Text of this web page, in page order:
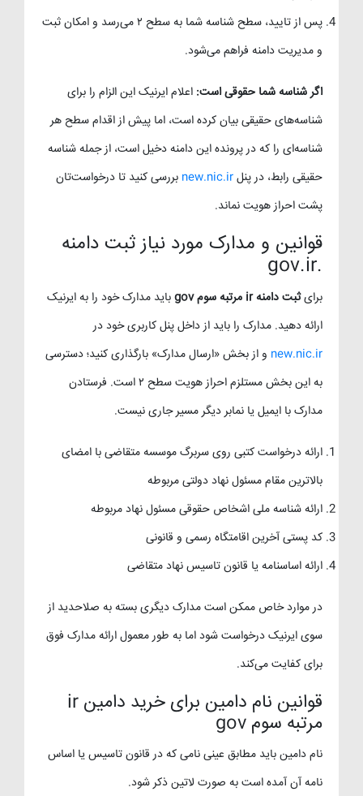
پس از تایید، سطح شناسه شما به سطح ۲ می‌رسد و امکان ثبت
و مدیریت دامنه فراهم می‌شود.
اگر شناسه شما حقوقی است: اعلام ایرنیک این الزام را برای
شناسه‌های حقیقی بیان کرده است، اما پیش از اقدام سطح هر
شناسه‌ای را که در پرونده این دامنه دخیل است، از جمله شناسه
حقیقی رابط، در پنلnew.nic.ir بررسی کنید تا درخواست‌تان
پشت احراز هویت نماند.
قوانین و مدارک مورد نیاز ثبت دامنه
.gov.ir
برایثبت دامنه ir مرتبه سوم gov
باید مدارک خود را به ایرنیک
ارائه دهید. مدارک را باید از داخل پنل کاربری خود در
new.nic.ir و از بخش «ارسال مدارک» بارگذاری کنید؛ دسترسی
به این بخش مستلزم احراز هویت سطح ۲ است. فرستادن
مدارک با ایمیل یا نمابر دیگر مسیر جاری نیست.
ارائه درخواست کتبی روی سربرگ موسسه متقاضی با امضای
بالاترین مقام مسئول نهاد دولتی مربوطه
ارائه شناسه ملی اشخاص حقوقی مسئول نهاد مربوطه
کد پستی آخرین اقامتگاه رسمی و قانونی
ارائه اساسنامه یا قانون تاسیس نهاد متقاضی
در موارد خاص ممکن است مدارک دیگری بسته به صلاحدید از
سوی ایرنیک درخواست شود اما به طور معمول ارائه مدارک فوق
برای کفایت می‌کند.
قوانین نام دامین برای خرید دامین ir
مرتبه سوم gov
نام دامین باید مطابق عینی نامی که در قانون تاسیس یا اساس
نامه آن آمده است به صورت لاتین ذکر شود.